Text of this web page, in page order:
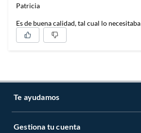
Patricia
Es de buena calidad, tal cual lo necesitaba
Te ayudamos
LIbro de reclamaciones
Gestiona tu cuenta